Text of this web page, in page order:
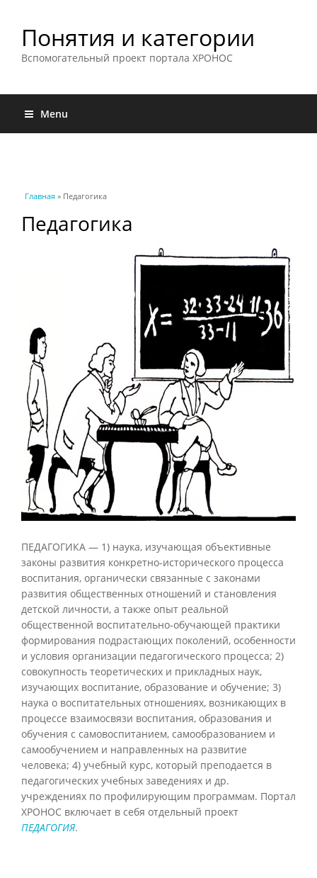
Понятия и категории
Вспомогательный проект портала ХРОНОС
Menu
Вы здесь
Главная » Педагогика
Педагогика
ПЕДАГОГИКА — 1) наука, изучающая объективные
законы развития конкретно-исторического процесса
воспитания, органически связанные с законами
развития общественных отношений и становления
детской личности, а также опыт реальной
общественной воспитательно-обучающей практики
формирования подрастающих поколений, особенности
и условия организации педагогического процесса; 2)
совокупность теоретических и прикладных наук,
изучающих воспитание, образование и обучение; 3)
наука о воспитательных отношениях, возникающих в
процессе взаимосвязи воспитания, образования и
обучения с самовоспитанием, самообразованием и
самообучением и направленных на развитие
человека; 4) учебный курс, который преподается в
педагогических учебных заведениях и др.
учреждениях по профилирующим программам. Портал
ХРОНОС включает в себя отдельный проект
ПЕДАГОГИЯ.